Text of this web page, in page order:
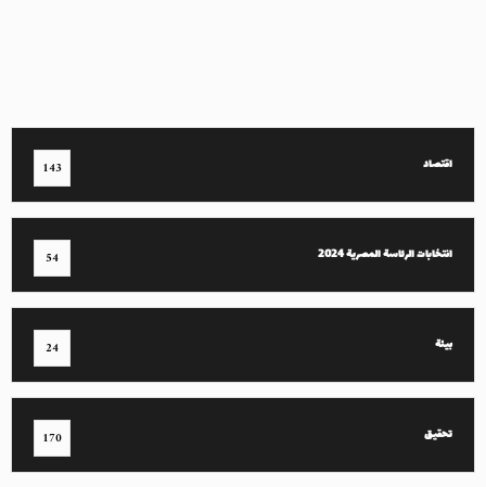
اقتصاد 143
انتخابات الرئاسة المصرية 2024 54
بيئة 24
تحقيق 170